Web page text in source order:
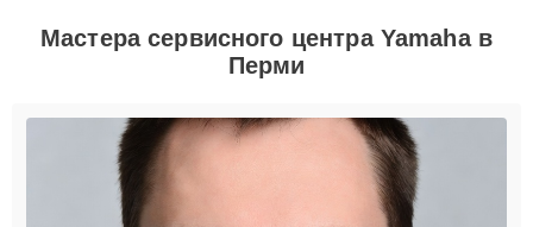
Мастера сервисного центра Yamaha в
Перми